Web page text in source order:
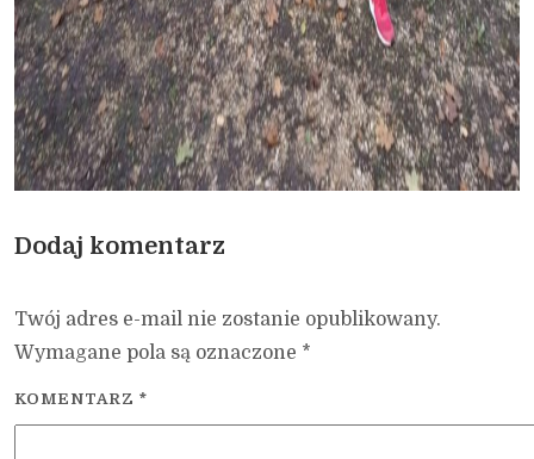
Dodaj komentarz
Twój adres e-mail nie zostanie opublikowany.
Wymagane pola są oznaczone *
KOMENTARZ *